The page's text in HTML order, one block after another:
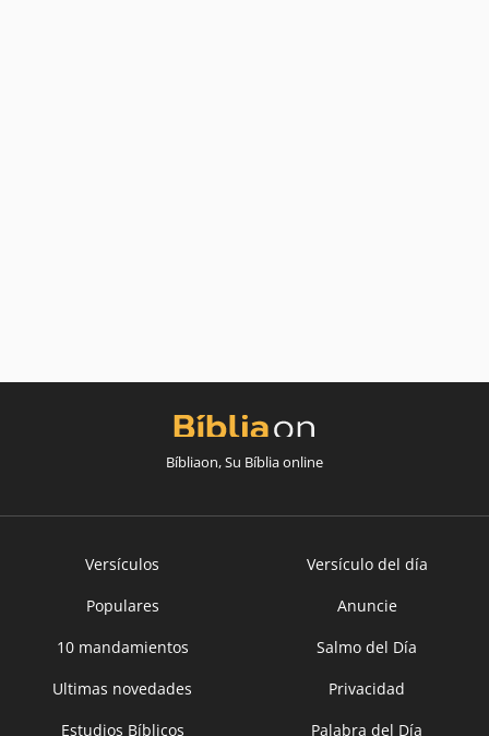
Bíbliaon, Su Bíblia online
Versículos
Versículo del día
Populares
Anuncie
10 mandamientos
Salmo del Día
Ultimas novedades
Privacidad
Estudios Bíblicos
Palabra del Día